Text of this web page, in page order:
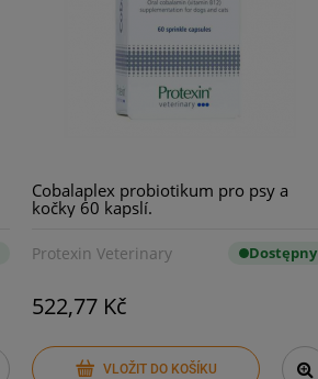
Cobalaplex probiotikum pro psy a
kočky 60 kapslí.
Protexin Veterinary Dostępny
522,77 Kč
VLOŽIT DO KOŠÍKU